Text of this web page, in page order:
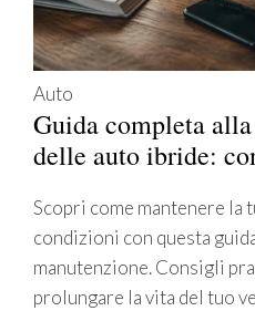
Auto
Guida completa
delle auto ibride:
Scopri come mantenere la
condizioni con questa
manutenzione. Consigli
prolungare la vita del tuo